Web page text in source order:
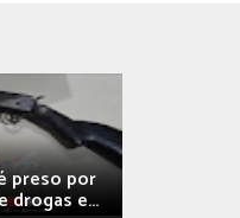
preso por
drogas e...